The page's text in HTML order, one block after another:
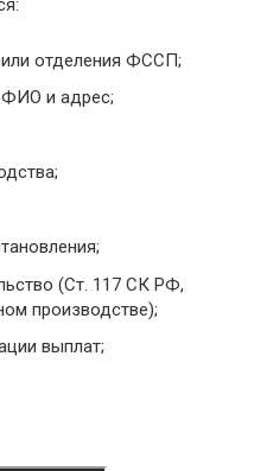
или отделения ФССП;
ФИО и адрес;
(Ст. 117 СК РФ,
производстве);
выплат;